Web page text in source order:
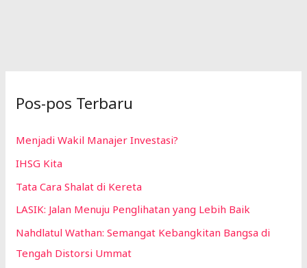
Pos-pos Terbaru
Menjadi Wakil Manajer Investasi?
IHSG Kita
Tata Cara Shalat di Kereta
LASIK: Jalan Menuju Penglihatan yang Lebih Baik
Nahdlatul Wathan: Semangat Kebangkitan Bangsa di
Tengah Distorsi Ummat